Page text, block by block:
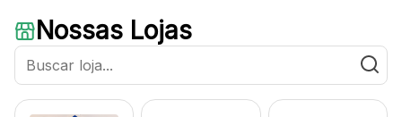
Nossas Lojas